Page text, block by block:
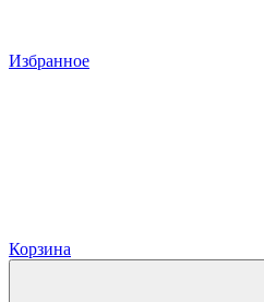
Избранное
Корзина